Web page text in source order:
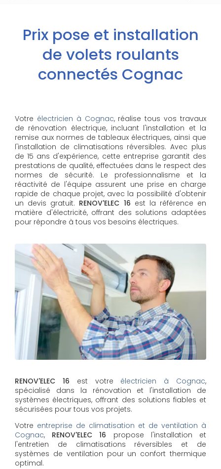
Prix pose et installation
de volets roulants
connectés Cognac
Votre électricien à Cognac, réalise tous vos travaux
de rénovation électrique, incluant l'installation et la
remise aux normes de tableaux électriques, ainsi que
l'installation de climatisations réversibles. Avec plus
de 15 ans d'expérience, cette entreprise garantit des
prestations de qualité, effectuées dans le respect des
normes de sécurité. Le professionnalisme et la
réactivité de l'équipe assurent une prise en charge
rapide de chaque projet, avec la possibilité d'obtenir
un devis gratuit. RENOV'ELEC 16 est la référence en
matière d'électricité, offrant des solutions adaptées
pour répondre à tous vos besoins électriques.
RENOV'ELEC 16 est votre électricien à Cognac,
spécialisé dans la rénovation et l'installation de
systèmes électriques, offrant des solutions fiables et
sécurisées pour tous vos projets.
Votre entreprise de climatisation et de ventilation à
Cognac, RENOV'ELEC 16 propose l'installation et
l'entretien de climatisations réversibles et de
systèmes de ventilation pour un confort thermique
optimal.